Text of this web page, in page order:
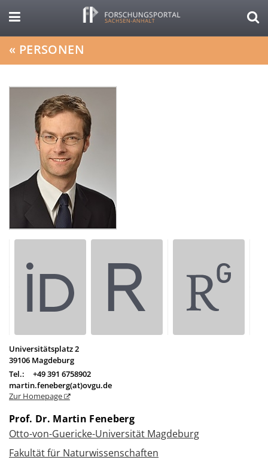
« PERSONEN
Universitätsplatz 2
39106 Magdeburg
Tel.:
+49 391 6758902
martin.feneberg(at)ovgu.de
Zur Homepage
Prof. Dr. Martin Feneberg
Otto-von-Guericke-Universität Magdeburg
Fakultät für Naturwissenschaften